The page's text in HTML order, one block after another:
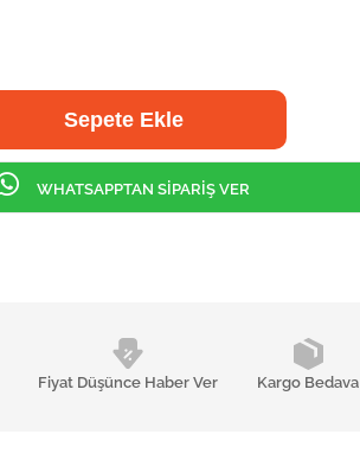
Fiyat Düşünce Haber Ver Kargo Bedava
WHATSAPPTAN SİPARİŞ VER